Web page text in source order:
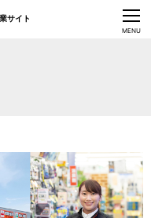
CLOSE
MENU
サイト